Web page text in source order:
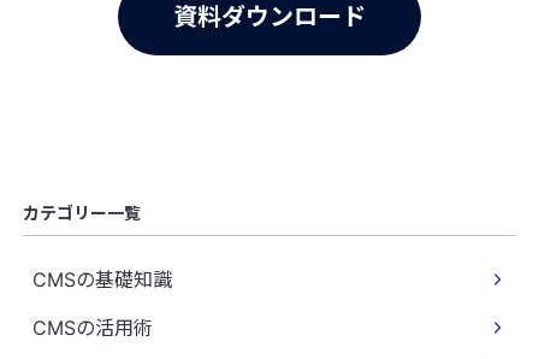
資料ダウンロード
カテゴリー一覧
CMSの基礎知識
CMSの活用術